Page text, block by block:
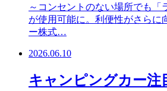
～コンセントのない場所でも「
が使用可能に。利便性がさらに
ー株式…
2026.06.10
キャンピングカー注